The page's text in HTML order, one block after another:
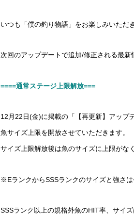
いつも「僕の釣り物語」をお楽しみいただ
次回のアップデートで追加/修正される最新
====通常ステージ上限解放===
12月22日(金)に掲載の「【再更新】アップ
魚サイズ上限を開放させていただきます。
サイズ上限解放後は魚のサイズに上限がな
※EランクからSSSランクのサイズと強さは
SSSランク以上の規格外魚のHIT率、サイ